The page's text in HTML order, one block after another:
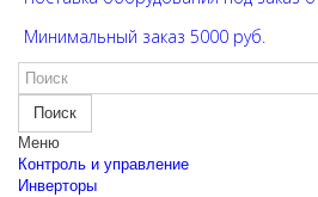
Минимальный заказ 5000 руб.
Поиск
Меню
Контроль и управление
Инверторы